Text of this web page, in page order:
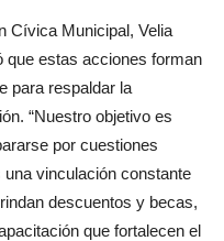
Cívica Municipal, Velia
que estas acciones forman
para respaldar la
“Nuestro objetivo es
por cuestiones
vinculación constante
descuentos y becas,
que fortalecen el